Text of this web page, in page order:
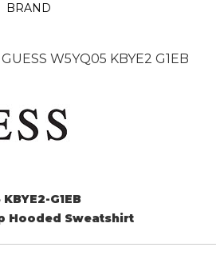
BRAND
W5YQ05 KBYE2 G1EB
G1EB
Hooded Sweatshirt